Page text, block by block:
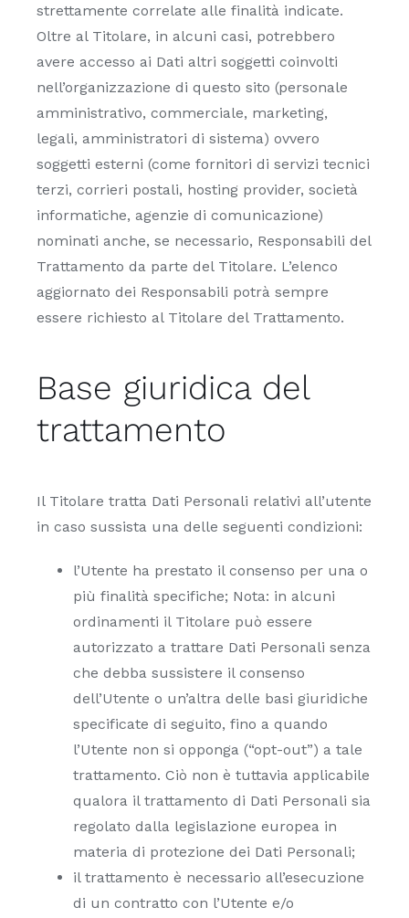
strettamente correlate alle finalità indicate.
Oltre al Titolare, in alcuni casi, potrebbero
avere accesso ai Dati altri soggetti coinvolti
nell’organizzazione di questo sito (personale
amministrativo, commerciale, marketing,
legali, amministratori di sistema) ovvero
soggetti esterni (come fornitori di servizi tecnici
terzi, corrieri postali, hosting provider, società
informatiche, agenzie di comunicazione)
nominati anche, se necessario, Responsabili del
Trattamento da parte del Titolare. L’elenco
aggiornato dei Responsabili potrà sempre
essere richiesto al Titolare del Trattamento.
Base giuridica del
trattamento
Il Titolare tratta Dati Personali relativi all’utente
in caso sussista una delle seguenti condizioni:
l’Utente ha prestato il consenso per una o
più finalità specifiche; Nota: in alcuni
ordinamenti il Titolare può essere
autorizzato a trattare Dati Personali senza
che debba sussistere il consenso
dell’Utente o un’altra delle basi giuridiche
specificate di seguito, fino a quando
l’Utente non si opponga (“opt-out”) a tale
trattamento. Ciò non è tuttavia applicabile
qualora il trattamento di Dati Personali sia
regolato dalla legislazione europea in
materia di protezione dei Dati Personali;
il trattamento è necessario all’esecuzione
di un contratto con l’Utente e/o